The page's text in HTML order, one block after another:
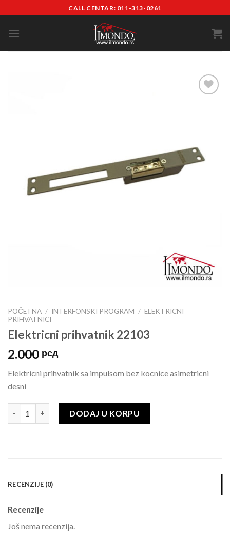
CALL CENTAR: 011-313-0261
POČETNA / INTERFONSKI PROGRAM / ELEKTRICNI
PRIHVATNICI
Elektricni prihvatnik 22103
2.000 рсд
Elektricni prihvatnik sa impulsom bez kocnice asimetricni
desni
DODAJ U KORPU
RECENZIJE (0)
Recenzije
Još nema recenzija.